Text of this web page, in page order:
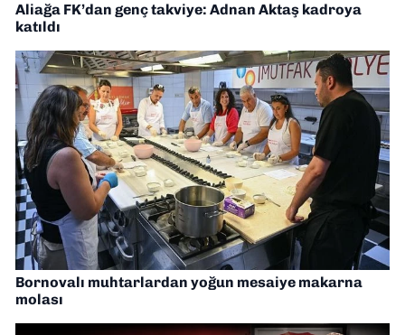
Aliağa FK’dan genç takviye: Adnan Aktaş kadroya
katıldı
Bornovalı muhtarlardan yoğun mesaiye makarna
molası